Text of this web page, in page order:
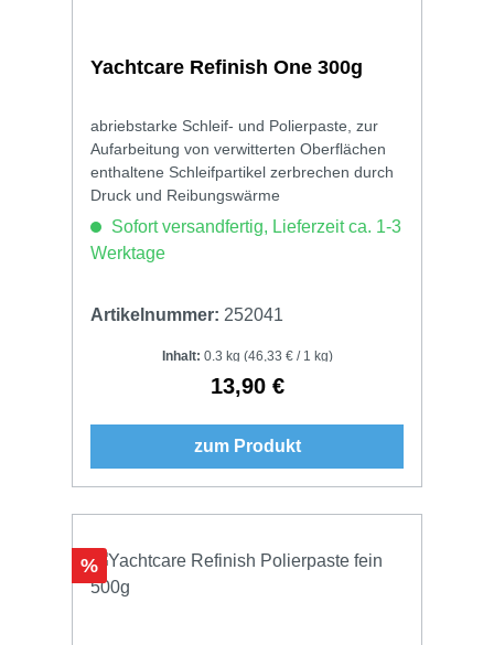
Yachtcare Refinish One 300g
abriebstarke Schleif- und Polierpaste, zur
Aufarbeitung von verwitterten Oberflächen
enthaltene Schleifpartikel zerbrechen durch
Druck und Reibungswärme
Sofort versandfertig, Lieferzeit ca. 1-3
Werktage
Artikelnummer: 252041
Inhalt: 0.3 kg (46,33 € / 1 kg)
Regulärer Preis:
13,90 €
zum Produkt
Rabatt
%